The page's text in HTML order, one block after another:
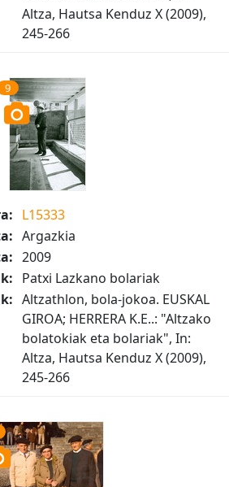
Altza, Hautsa Kenduz X (2009),
245-266
9
L15333
Argazkia
2009
Patxi Lazkano bolariak
Altzathlon, bola-jokoa. EUSKAL
GIROA; HERRERA K.E..: "Altzako
bolatokiak eta bolariak", In:
Altza, Hautsa Kenduz X (2009),
245-266